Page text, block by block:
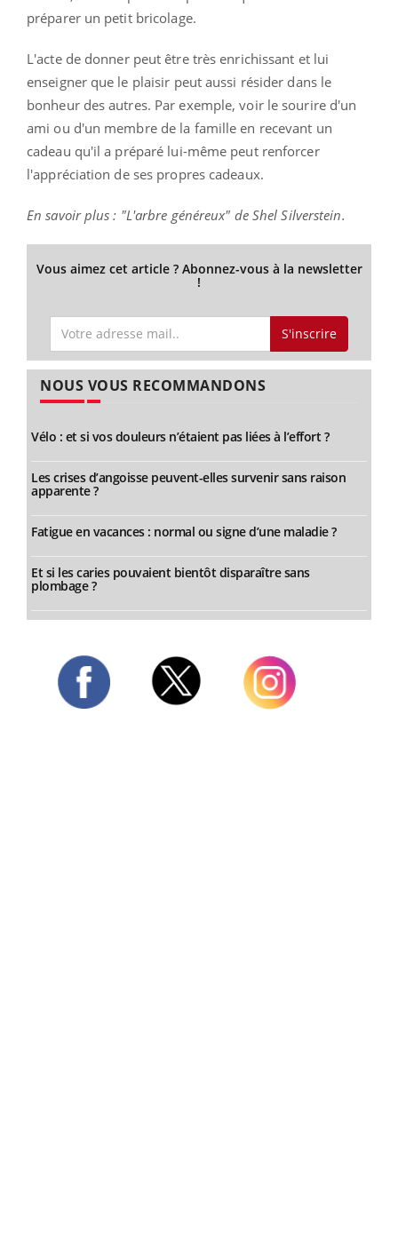
préparer un petit bricolage.
L'acte de donner peut être très enrichissant et lui
enseigner que le plaisir peut aussi résider dans le
bonheur des autres. Par exemple, voir le sourire d'un
ami ou d'un membre de la famille en recevant un
cadeau qu'il a préparé lui-même peut renforcer
l'appréciation de ses propres cadeaux.
En savoir plus : "L'arbre généreux" de Shel Silverstein.
Vous aimez cet article ? Abonnez-vous à la newsletter
!
S'inscrire
NOUS VOUS RECOMMANDONS
Vélo : et si vos douleurs n’étaient pas liées à l’effort ?
Les crises d’angoisse peuvent-elles survenir sans raison
apparente ?
Fatigue en vacances : normal ou signe d’une maladie ?
Et si les caries pouvaient bientôt disparaître sans
plombage ?